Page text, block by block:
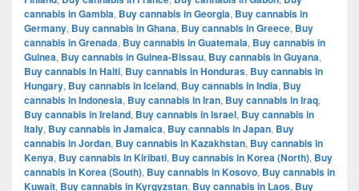
cannabis in Gambia, Buy cannabis in Georgia, Buy cannabis in
Germany, Buy cannabis in Ghana, Buy cannabis in Greece, Buy
cannabis in Grenada, Buy cannabis in Guatemala, Buy cannabis in
Guinea, Buy cannabis in Guinea-Bissau, Buy cannabis in Guyana,
Buy cannabis in Haiti, Buy cannabis in Honduras, Buy cannabis in
Hungary, Buy cannabis in Iceland, Buy cannabis in India, Buy
cannabis in Indonesia, Buy cannabis in Iran, Buy cannabis in Iraq,
Buy cannabis in Ireland, Buy cannabis in Israel, Buy cannabis in
Italy, Buy cannabis in Jamaica, Buy cannabis in Japan, Buy
cannabis in Jordan, Buy cannabis in Kazakhstan, Buy cannabis in
Kenya, Buy cannabis in Kiribati, Buy cannabis in Korea (North), Buy
cannabis in Korea (South), Buy cannabis in Kosovo, Buy cannabis in
Kuwait, Buy cannabis in Kyrgyzstan, Buy cannabis in Laos, Buy